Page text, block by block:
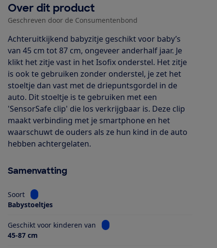
Over dit product
Geschreven door de Consumentenbond
Achteruitkijkend babyzitje geschikt voor baby’s
van 45 cm tot 87 cm, ongeveer anderhalf jaar. Je
klikt het zitje vast in het Isofix onderstel. Het zitje
is ook te gebruiken zonder onderstel, je zet het
stoeltje dan vast met de driepuntsgordel in de
auto. Dit stoeltje is te gebruiken met een
'SensorSafe clip' die los verkrijgbaar is. Deze clip
maakt verbinding met je smartphone en het
waarschuwt de ouders als ze hun kind in de auto
hebben achtergelaten.
Samenvatting
Soort
Bekijk informatie voor Soort
Babystoeltjes
Geschikt voor kinderen van
Bekijk informatie voor Geschikt
45-87 cm